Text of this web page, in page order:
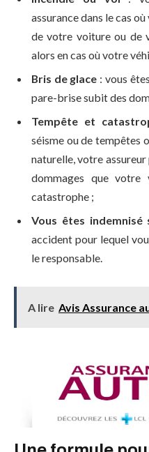
assurance dans le cas
de votre voiture ou de
alors en cas où votre
Bris de glace : vous
pare-brise subit des
Tempête et
séisme ou de tempêtes
naturelle, votre
dommages que
catastrophe ;
Vous êtes
accident pour lequel
le responsable.
A lire Avis Assurance